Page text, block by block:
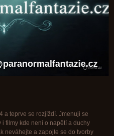
a teprve se rozjíždí. Jmenuji se
filmy kde není o napětí a duchy
neváhejte a zapojte se do tvorby